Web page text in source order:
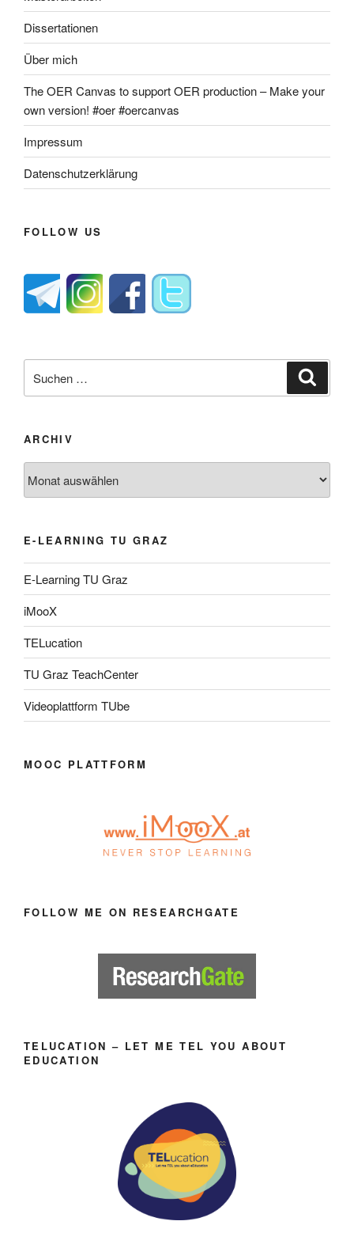
Dissertationen
Über mich
The OER Canvas to support OER production – Make your
own version! #oer #oercanvas
Impressum
Datenschutzerklärung
FOLLOW US
nach:
ARCHIV
E-LEARNING TU GRAZ
E-Learning TU Graz
iMooX
TELucation
TU Graz TeachCenter
Videoplattform TUbe
MOOC PLATTFORM
FOLLOW ME ON RESEARCHGATE
TELUCATION – LET ME TEL YOU ABOUT
EDUCATION